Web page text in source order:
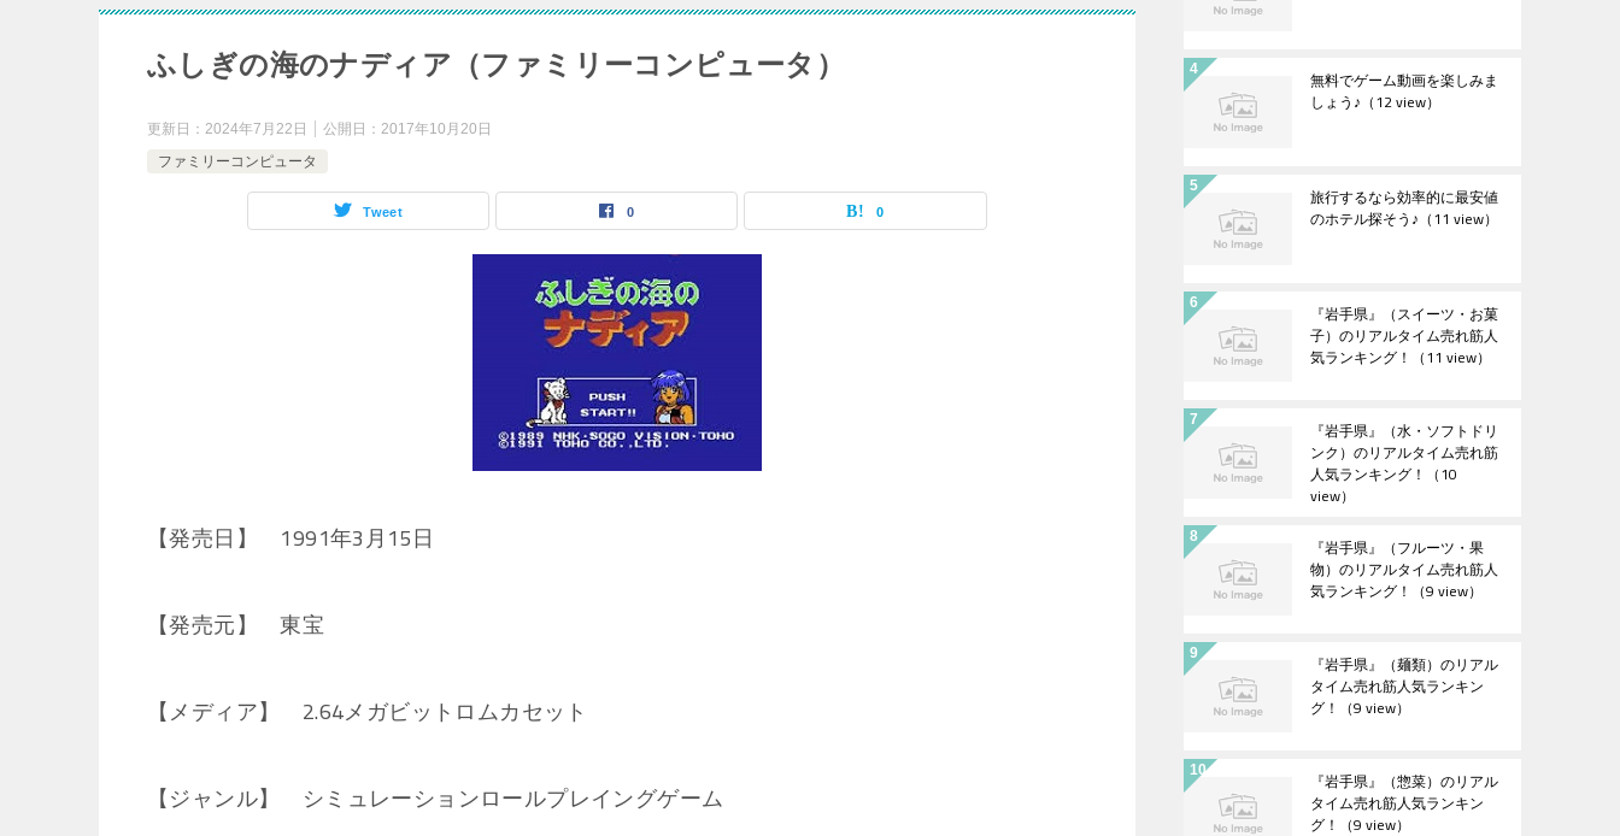
ふしぎの海のナディア（ファミリーコンピュータ）
更新日： 2024年7月22日 公開日： 2017年10月20日
ファミリーコンピュータ
Tweet 0 0
【発売日】 1991年3月15日
【発売元】 東宝
【メディア】 2.64メガビットロムカセット
【ジャンル】 シミュレーションロールプレイングゲーム
無料でゲーム動画を楽しみま
しょう♪ （12 view）
旅行するなら効率的に最安値
のホテル探そう♪ （11 view）
『岩手県』（スイーツ・お菓
子）のリアルタイム売れ筋人
気ランキング！ （11 view）
『岩手県』（水・ソフトドリ
ンク）のリアルタイム売れ筋
人気ランキング！ （10
view）
『岩手県』（フルーツ・果
物）のリアルタイム売れ筋人
気ランキング！ （9 view）
『岩手県』（麺類）のリアル
タイム売れ筋人気ランキン
グ！ （9 view）
『岩手県』（惣菜）のリアル
タイム売れ筋人気ランキン
グ！ （9 view）